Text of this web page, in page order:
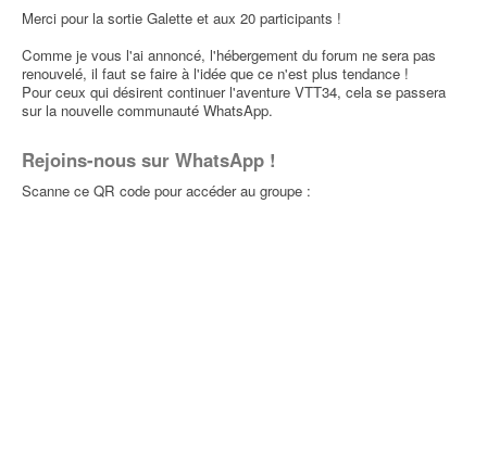
Merci pour la sortie Galette et aux 20 participants !
Comme je vous l'ai annoncé, l'hébergement du forum ne sera pas
renouvelé, il faut se faire à l'idée que ce n'est plus tendance !
Pour ceux qui désirent continuer l'aventure VTT34, cela se passera
sur la nouvelle communauté WhatsApp.
Rejoins-nous sur WhatsApp !
Scanne ce QR code pour accéder au groupe :
Je viens de discuter avec mon pote Olivier pour
lui dire qu’il y avait un nouveau Albine de
programmé car il avait pas pu venir au précédent
et il m’a dit qu’il avait entendu des trucs comme
moins cool avec déjà plusieurs passages
interdits
36p